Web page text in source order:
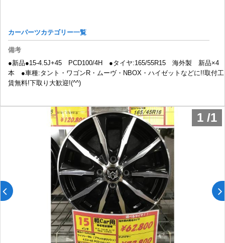
カーパーツカテゴリー一覧
備考
●新品●15-4.5J+45 PCD100/4H ●タイヤ:165/55R15 海外製 新品×4
本 ●車種:タント・ワゴンR・ムーヴ・NBOX・ハイゼットなどに!!取付工
賃無料!下取り大歓迎!(^^)
1 /1